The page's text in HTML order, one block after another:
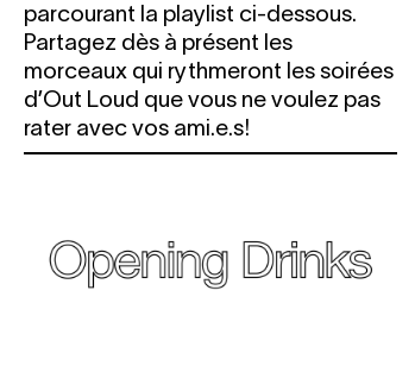
parcourant la playlist ci-dessous.
Partagez dès à présent les
morceaux qui rythmeront les soirées
d’Out Loud que vous ne voulez pas
rater avec vos ami.e.s!